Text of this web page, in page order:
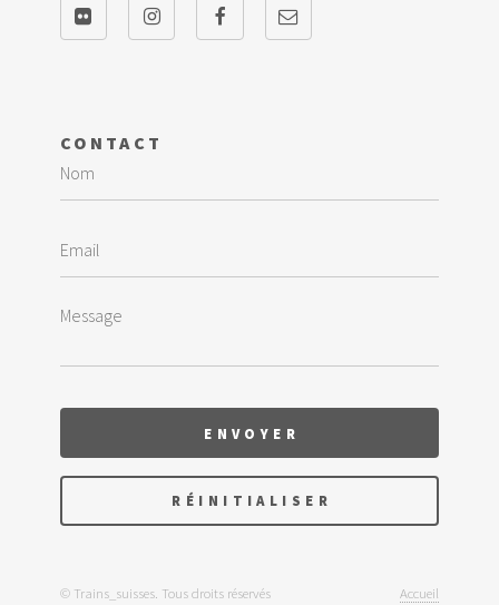
CONTACT
© Trains_suisses. Tous droits réservés Accueil